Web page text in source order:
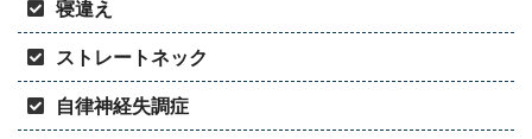
寝違え
ストレートネック
自律神経失調症